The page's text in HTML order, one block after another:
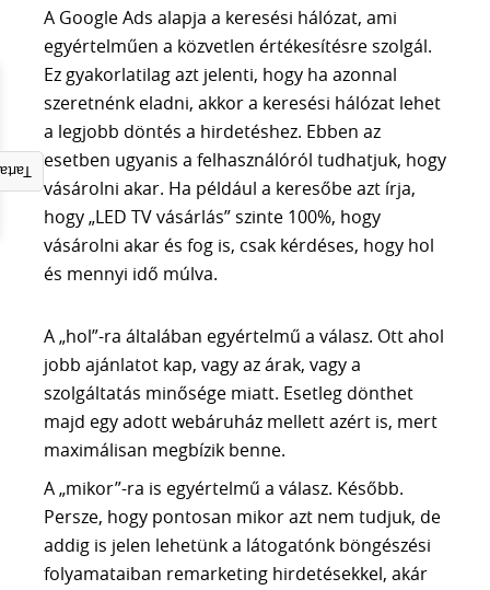
AEO vs SEO
GOOGLE ALGORITMUSOK
LLM ALAPJAI
AI SEO
FACEBOOK HIRDETÉS
ADS HIRDETÉS
BLOG
A CSAPAT
KAPCSOLAT
30 PERCES INGYENES TANÁCSADÁS
A Google Ads alapja a keresési hálózat, ami
egyértelműen a közvetlen értékesítésre szolgál.
Ez gyakorlatilag azt jelenti, hogy ha azonnal
szeretnénk eladni, akkor a keresési hálózat lehet
a legjobb döntés a hirdetéshez. Ebben az
esetben ugyanis a felhasználóról tudhatjuk, hogy
vásárolni akar. Ha például a keresőbe azt írja,
hogy „LED TV vásárlás” szinte 100%, hogy
vásárolni akar és fog is, csak kérdéses, hogy hol
és mennyi idő múlva.
A „hol”-ra általában egyértelmű a válasz. Ott ahol
jobb ajánlatot kap, vagy az árak, vagy a
szolgáltatás minősége miatt. Esetleg dönthet
majd egy adott webáruház mellett azért is, mert
maximálisan megbízik benne.
A „mikor”-ra is egyértelmű a válasz. Később.
Persze, hogy pontosan mikor azt nem tudjuk, de
addig is jelen lehetünk a látogatónk böngészési
folyamataiban remarketing hirdetésekkel, akár